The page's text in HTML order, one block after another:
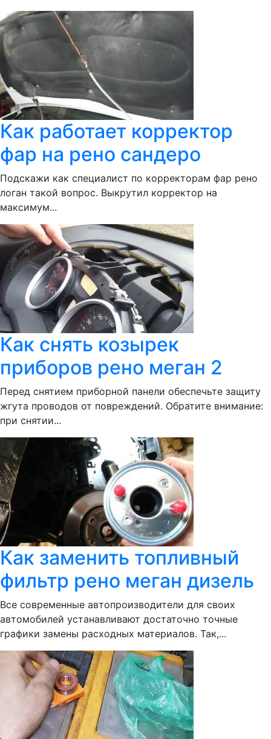
Как работает корректор
фар на рено сандеро
Подскажи как специалист по корректорам фар рено
логан такой вопрос. Выкрутил корректор на
максимум...
Как снять козырек
приборов рено меган 2
Перед снятием приборной панели обеспечьте защиту
жгута проводов от повреждений. Обратите внимание:
при снятии...
Как заменить топливный
фильтр рено меган дизель
Все современные автопроизводители для своих
автомобилей устанавливают достаточно точные
графики замены расходных материалов. Так,...